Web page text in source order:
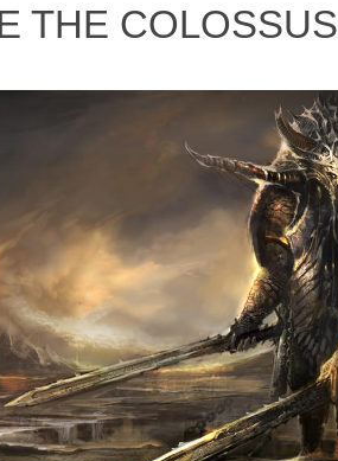
THE COLOSSUS